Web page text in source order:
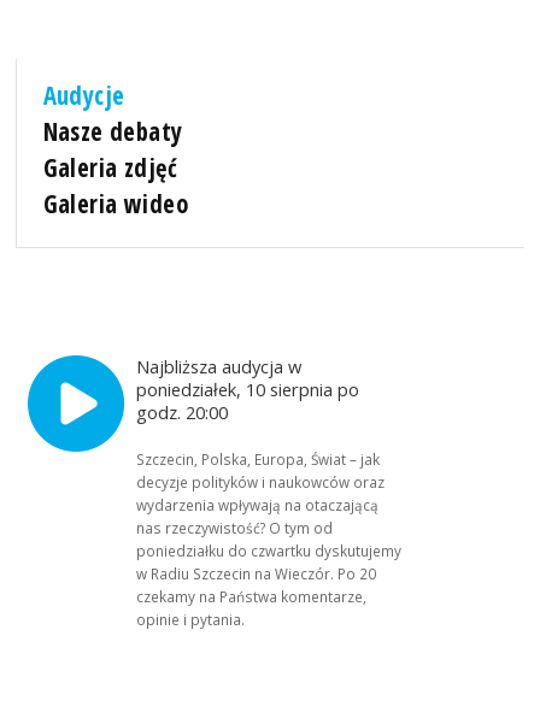
Audycje
Nasze debaty
Galeria zdjęć
Galeria wideo
Najbliższa audycja w
poniedziałek, 10 sierpnia po
godz. 20:00
Szczecin, Polska, Europa, Świat – jak
decyzje polityków i naukowców oraz
wydarzenia wpływają na otaczającą
nas rzeczywistość? O tym od
poniedziałku do czwartku dyskutujemy
w Radiu Szczecin na Wieczór. Po 20
czekamy na Państwa komentarze,
opinie i pytania.